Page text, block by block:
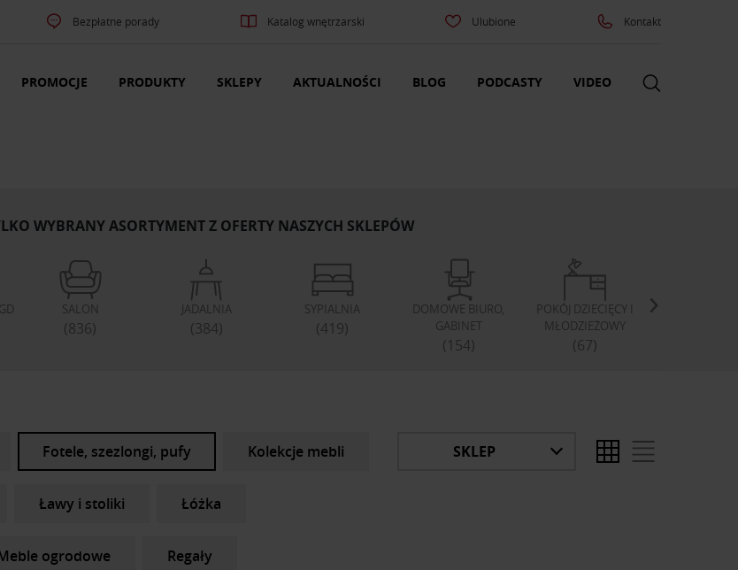
Bezpłatne porady Katalog wnętrzarski Ulubione Kontakt
PROMOCJE PRODUKTY SKLEPY AKTUALNOŚCI BLOG PODCASTY VIDEO
WYBRANY ASORTYMENT Z OFERTY NASZYCH SKLEPÓW
SALON
(836)
JADALNIA
(384)
SYPIALNIA
(419)
DOMOWE BIURO,
GABINET
(154)
POKÓJ DZIECIĘCY I
MŁODZIEŻOWY
(67)
Fotele, szezlongi, pufy Kolekcje mebli
Ławy i stoliki Łóżka
ogrodowe Regały
SKLEP